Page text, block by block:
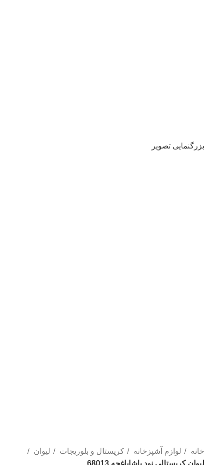
بزرگنمایی تصویر
خانه لوازم آشپزخانه کریستال و بلوریجات
لیوان
لیوان کریستالی نود پاشاباغچه 68013